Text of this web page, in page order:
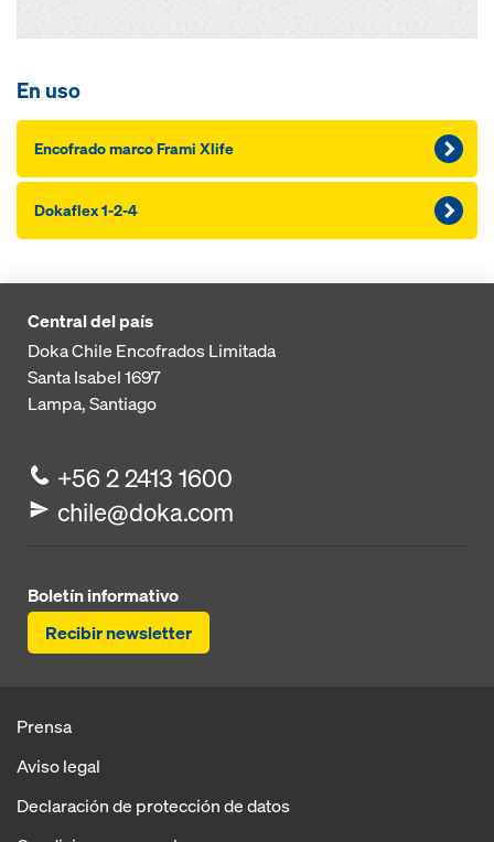
En uso
Encofrado marco Frami Xlife
Dokaflex 1-2-4
Central del país
Doka Chile Encofrados Limitada
Santa Isabel 1697
Lampa, Santiago
+56 2 2413 1600
chile@doka.com
Boletín informativo
Recibir newsletter
Prensa
Aviso legal
Declaración de protección de datos